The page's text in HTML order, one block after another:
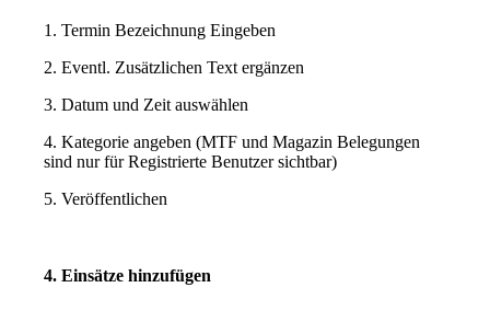
1. Termin Bezeichnung Eingeben
2. Eventl. Zusätzlichen Text ergänzen
3. Datum und Zeit auswählen
4. Kategorie angeben (MTF und Magazin Belegungen
sind nur für Registrierte Benutzer sichtbar)
5. Veröffentlichen
4. Einsätze hinzufügen